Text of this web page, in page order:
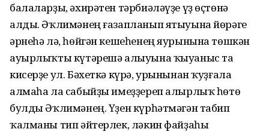
балаларҙы, әхирәтен тәрбиәләүҙе үҙ өҫтөнә
алды. Әҡлимәнең ғазапланып ятыуына йөрәге
әрнеһә лә, һөйгән кешеһенең яурынына төшкән
ауырлыҡты күтәрешә алыуына ҡыуаныс та
кисерҙе ул. Бәхеткә күрә, урынынан ҡуҙғала
алмаһа ла сабыйҙы имеҙҙереп алырлыҡ һөтө
булды Әҡлимәнең. Үҙен күрһәтмәгән табип
ҡалманы тип әйтерлек, ләкин файҙаһы